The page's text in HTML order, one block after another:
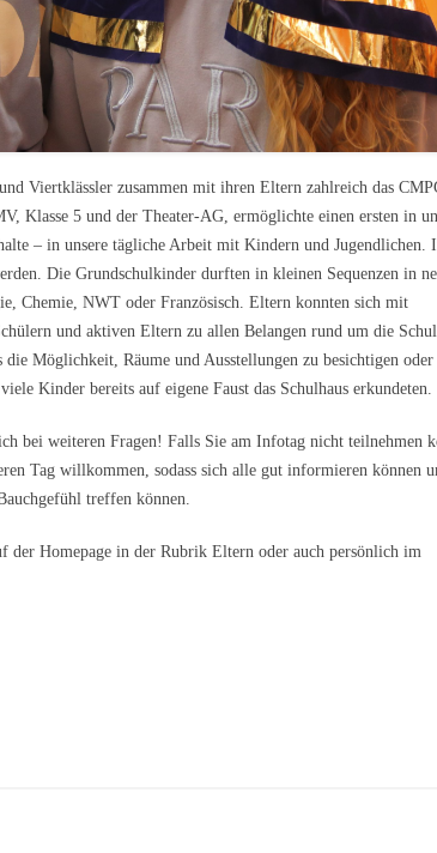
Viertklässler zusammen mit ihren Eltern zahlreich das
Klasse 5 und der Theater-AG, ermöglichte einen ersten in
– in unsere tägliche Arbeit mit Kindern und Jugendlichen.
Die Grundschulkinder durften in kleinen Sequenzen in
Chemie, NWT oder Französisch. Eltern konnten sich mit
und aktiven Eltern zu allen Belangen rund um die
die Möglichkeit, Räume und Ausstellungen zu besichtigen
Kinder bereits auf eigene Faust das Schulhaus erkundeten.
bei weiteren Fragen! Falls Sie am Infotag nicht teilnehmen
Tag willkommen, sodass sich alle gut informieren können
treffen können.
der Homepage in der Rubrik Eltern oder auch persönlich im